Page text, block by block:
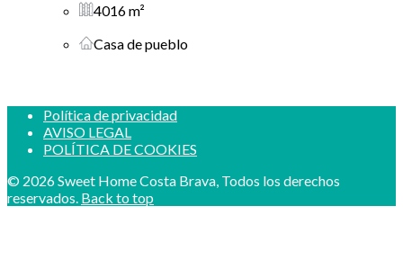
4016 m²
Casa de pueblo
Política de privacidad
AVISO LEGAL
POLÍTICA DE COOKIES
© 2026 Sweet Home Costa Brava, Todos los derechos
reservados. Back to top